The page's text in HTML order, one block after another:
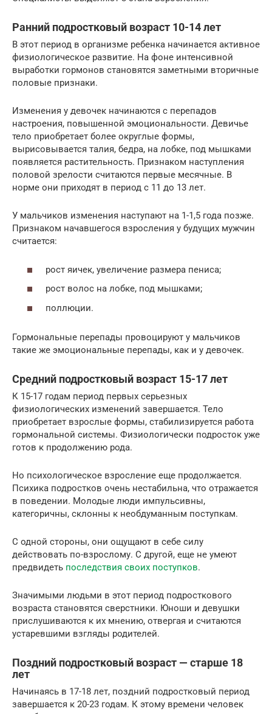
Ранний подростковый возраст 10-14 лет
В этот период в организме ребенка начинается активное
физиологическое развитие. На фоне интенсивной
выработки гормонов становятся заметными вторичные
половые признаки.
Изменения у девочек начинаются с перепадов
настроения, повышенной эмоциональности. Девичье
тело приобретает более округлые формы,
вырисовывается талия, бедра, на лобке, под мышками
появляется растительность. Признаком наступления
половой зрелости считаются первые месячные. В
норме они приходят в период с 11 до 13 лет.
У мальчиков изменения наступают на 1-1,5 года позже.
Признаком начавшегося взросления у будущих мужчин
считается:
рост яичек, увеличение размера пениса;
рост волос на лобке, под мышками;
поллюции.
Гормональные перепады провоцируют у мальчиков
такие же эмоциональные перепады, как и у девочек.
Средний подростковый возраст 15-17 лет
К 15-17 годам период первых серьезных
физиологических изменений завершается. Тело
приобретает взрослые формы, стабилизируется работа
гормональной системы. Физиологически подросток уже
готов к продолжению рода.
Но психологическое взросление еще продолжается.
Психика подростков очень нестабильна, что отражается
в поведении. Молодые люди импульсивны,
категоричны, склонны к необдуманным поступкам.
С одной стороны, они ощущают в себе силу
действовать по-взрослому. С другой, еще не умеют
предвидеть последствия своих поступков.
Значимыми людьми в этот период подросткового
возраста становятся сверстники. Юноши и девушки
прислушиваются к их мнению, отвергая и считаются
устаревшими взгляды родителей.
Поздний подростковый возраст — старше 18
лет
Начинаясь в 17-18 лет, поздний подростковый период
завершается к 20-23 годам. К этому времени человек